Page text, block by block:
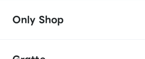
Only Shop